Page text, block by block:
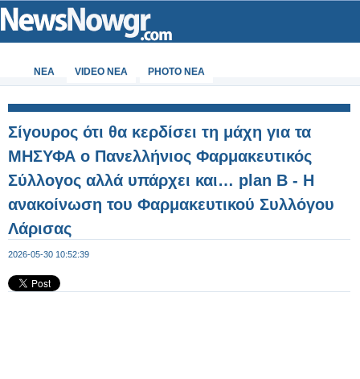
ΝΕΑ VIDEO NEA PHOTO NEA
Σίγουρος ότι θα κερδίσει τη μάχη για τα
ΜΗΣΥΦΑ ο Πανελλήνιος Φαρμακευτικός
Σύλλογος αλλά υπάρχει και… plan Β - Η
ανακοίνωση του Φαρμακευτικού Συλλόγου
Λάρισας
2026-05-30 10:52:39